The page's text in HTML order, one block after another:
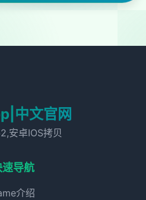
中文官网
安卓IOS拷贝
速导航
介绍